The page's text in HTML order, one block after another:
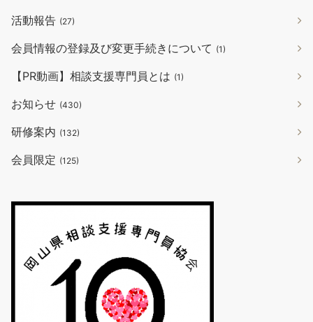
活動報告 (27)
会員情報の登録及び変更手続きについて (1)
【PR動画】相談支援専門員とは (1)
お知らせ (430)
研修案内 (132)
会員限定 (125)